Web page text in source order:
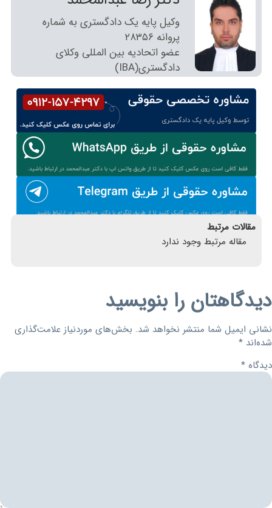
وکیل پایه یک دادگستری به شماره
پروانه ٢٨٣٥٦
عضو اتحادیه بین المللی وکلای
دادگستری(IBA)
مقالات مرتبط
مقاله مرتبط وجود ندارد
دیدگاهتان را بنویسید
نشانی ایمیل شما منتشر نخواهد شد. بخش‌های موردنیاز علامت‌گذاری
شده‌اند *
دیدگاه *